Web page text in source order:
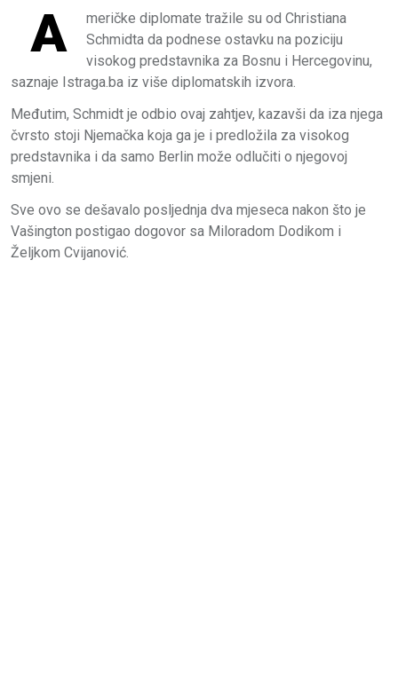
A
meričke diplomate tražile su od Christiana
Schmidta da podnese ostavku na poziciju
visokog predstavnika za Bosnu i Hercegovinu,
saznaje Istraga.ba iz više diplomatskih izvora.
Međutim, Schmidt je odbio ovaj zahtjev, kazavši da iza njega
čvrsto stoji Njemačka koja ga je i predložila za visokog
predstavnika i da samo Berlin može odlučiti o njegovoj
smjeni.
Sve ovo se dešavalo posljednja dva mjeseca nakon što je
Vašington postigao dogovor sa Miloradom Dodikom i
Željkom Cvijanović.